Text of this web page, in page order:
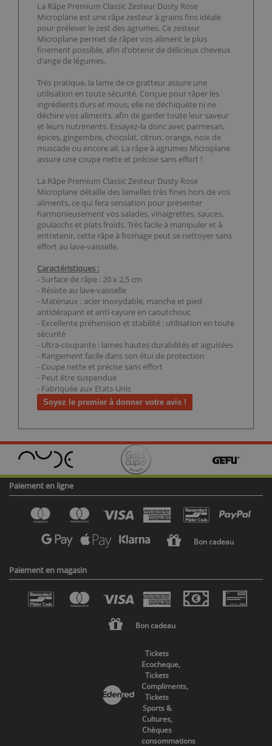
La Râpe Premium Classic Zesteur Dusty Rose
Microplane est une râpe zesteur à grains fins idéale
pour prélever le zest des agrumes. Ce zesteur
Microplane permet de râper vos aliment le plus
finement possible, afin d'obtenir de délicieux cheveux
d'ange de légumes.
Très pratique, la lame de ce gratteur assure une
utilisation en toute sécurité. Conçue pour râper les
ingrédients durs et mous, elle ne déchiquète ni ne
déchire vos aliments, afin de garder toute leur saveur
et leurs nutriments. Essayez-la donc avec parmesan,
épices, gingembre, chocolat, citron, orange, noix de
muscade ou encore ail. La râpe à agrumes Microplane
assure une coupe nette et précise sans effort !
La Râpe Premium Classic Zesteur Dusty Rose
Microplane détaille des lamelles très fines hors de vos
aliments, ce qui fera sensation pour présenter
harmonieusement vos salades, vinaigrettes, sauces,
goulaschs et plats froids. Très facile à manipuler et à
entretenir, cette râpe à fromage peut se nettoyer sans
effort au lave-vaisselle.
Caractéristiques :
- Surface de râpe : 20 x 2,5 cm
- Résiste au lave-vaisselle
- Matériaux : acier inoxydable, manche et pied
antidérapant et anti-rayure en caoutchouc
- Excellente préhension et stabilité : utilisation en toute
sécurité
- Ultra-coupante : lames hautes durabilités et aiguisées
- Rangement facile dans son étui de protection
- Coupe nette et précise sans effort
- Peut être suspendue
- Fabriquée aux Etats-Unis
Soyez le premier à donner votre avis !
Paiement en ligne
Bon cadeau
Paiement en magasin
Bon cadeau
Tickets
Ecocheque,
Tickets
Compliments,
Tickets
Sports &
Cultures,
Chèques
consommations